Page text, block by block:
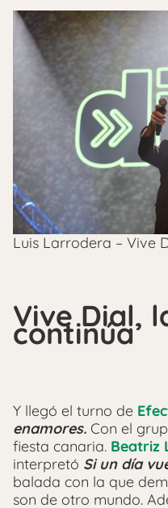
Luis Larrodera – Vive
Vive Dial,
continúa
Y llegó el turno de
enamores. Con el
fiesta canaria. Beatriz
interpretó Si un día
balada con la que
son de otro mundo.